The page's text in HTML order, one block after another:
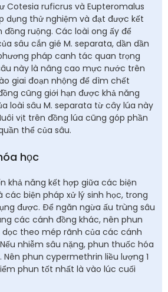
Cotesia ruficrus và Eupteromalus
dụng thử nghiệm và đạt được kết
ruộng. Các loài ong ấy để
sâu cắn gié M. separata, dần dần
pháp canh tác quan trọng
này là nâng cao mực nước trên
giai đoạn nhộng để dìm chết
cũng giới hạn được khả năng
loài sâu M. separata từ cây lúa này
vịt trên đồng lúa cũng góp phần
thể của sâu.
học
khả năng kết hợp giữa các biện
các biện pháp xử lý sinh học, trong
được. Để ngăn ngừa ấu trùng sâu
các cánh đồng khác, nên phun
theo mép rãnh của các cánh
nhiễm sâu nặng, phun thuốc hóa
phun cypermethrin liều lượng 1
phun tốt nhất là vào lúc cuối